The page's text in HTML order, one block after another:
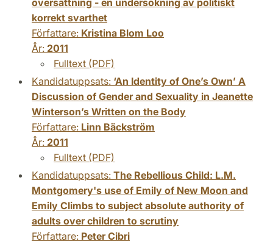
korrekt svarthet
Författare: Kristina Blom Loo
År: 2011
Fulltext (PDF)
Kandidatuppsats: ‘An Identity of One’s Own’ A
Discussion of Gender and Sexuality in Jeanette
Winterson’s Written on the Body
Författare: Linn Bäckström
År: 2011
Fulltext (PDF)
Kandidatuppsats: The Rebellious Child: L.M.
Montgomery's use of Emily of New Moon and
Emily Climbs to subject absolute authority of
adults over children to scrutiny
Författare: Peter Cibri